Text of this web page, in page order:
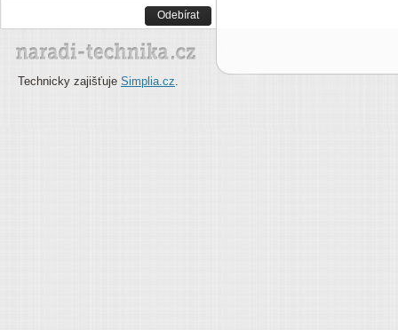
Odebírat
Technicky zajišťuje Simplia.cz.